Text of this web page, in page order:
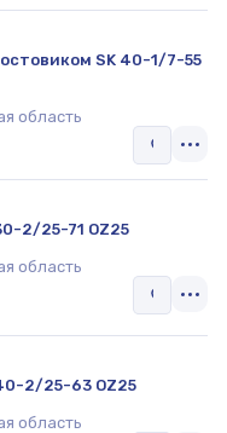
SK 40-1/7-55
область
2/25-71 OZ25
область
2/25-63 OZ25
область